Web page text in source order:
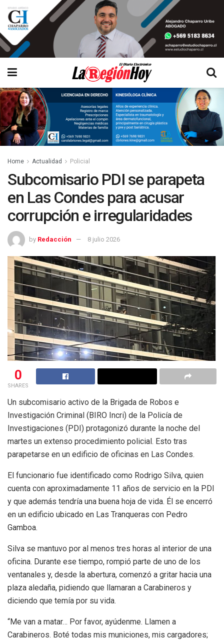
Home Actualidad Policial
Subcomisario PDI se parapeta
en Las Condes para acusar
corrupción e irregularidades
by Redacción 8 julio 2026
0
SHARES
Un subcomisario activo de la Brigada de Robos e
Investigación Criminal (BIRO Incri) de la Policía de
Investigaciones (PDI) protagonizó durante la noche del
martes un extenso procedimiento policial. Esto tras
parapetarse en un edificio de oficinas en Las Condes.
El funcionario fue identificado como Rodrigo Silva, quien
cuenta con aproximadamente 11 años de servicio en la PDI
y que además tendría una buena hoja de vida. Él se encerró
en un edificio ubicado en Las Tranqueras con Pedro
Gamboa.
Silva se mantuvo por al menos tres horas al interior de una
oficina. Durante ese tiempo, rompió parte de uno de los
ventanales y, desde la abertura, comenzó a gritar hacia una
plaza aledaña, pidiendo que llamaran a Carabineros y
diciendo que temía por su vida.
“Me van a matar… Por favor, ayúdenme. Llamen a
Carabineros. Boté todas mis municiones, mis cargadores;